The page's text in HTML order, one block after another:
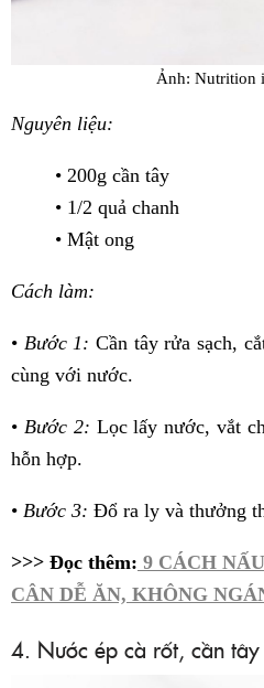
Ảnh: Nutrition
Nguyên liệu:
• 200g cần tây
• 1/2 quả chanh
• Mật ong
Cách làm:
• Bước 1: Cần tây rửa sạch,
cùng với nước.
• Bước 2: Lọc lấy nước, vắt
hỗn hợp.
• Bước 3: Đổ ra ly và thưởng
>>> Đọc thêm: 9 CÁCH
CÂN DỄ ĂN, KHÔNG
4. Nước ép cà rốt, cần tây